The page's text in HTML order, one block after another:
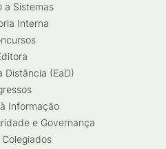
a Sistemas
Interna
Distância (EaD)
Informação
e Governança
Colegiados